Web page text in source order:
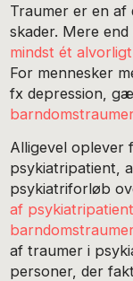
Traumer er en
skader. Mere
mindst ét
For mennesker
fx depression,
Alligevel oplever
psykiatripatient,
psykiatriforløb
af
af traumer i
personer, der